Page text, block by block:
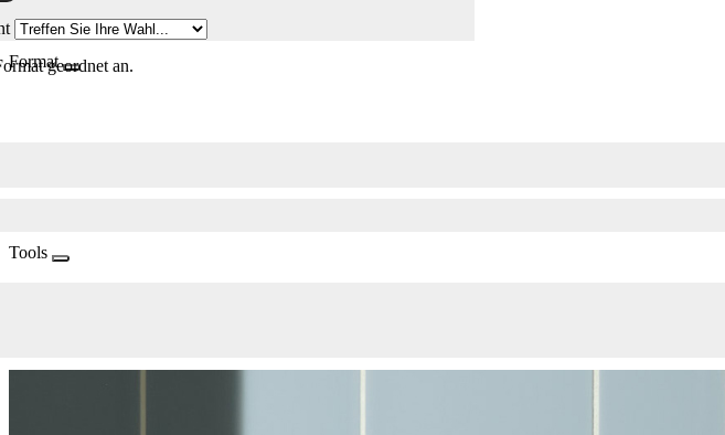
Formatgeordnet an.
Tools